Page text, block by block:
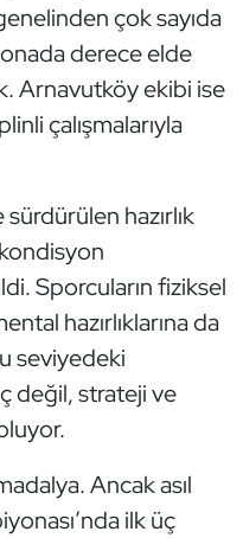
çok sayıda
derece elde
Arnavutköy ekibi ise
çalışmalarıyla
hazırlık
Sporcuların fiziksel
hazırlıklarına da
seviyedeki
değil, strateji ve
Ancak asıl
ilk üç